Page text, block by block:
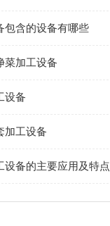
包含的设备有哪些
菜加工设备
设备
加工设备
设备的主要应用及特点